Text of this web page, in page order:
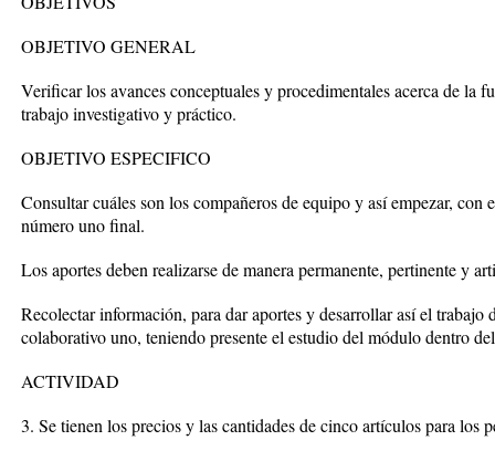
OBJETIVO GENERAL
Verificar los avances conceptuales y procedimentales acerca de la
trabajo investigativo y práctico.
OBJETIVO ESPECIFICO
Consultar cuáles son los compañeros de equipo y así empezar,
número uno final.
Los aportes deben realizarse de manera permanente, pertinente y
Recolectar información, para dar aportes y desarrollar así el trabajo
colaborativo uno, teniendo presente el estudio del módulo dentro
ACTIVIDAD
3. Se tienen los precios y las cantidades de cinco artículos para los